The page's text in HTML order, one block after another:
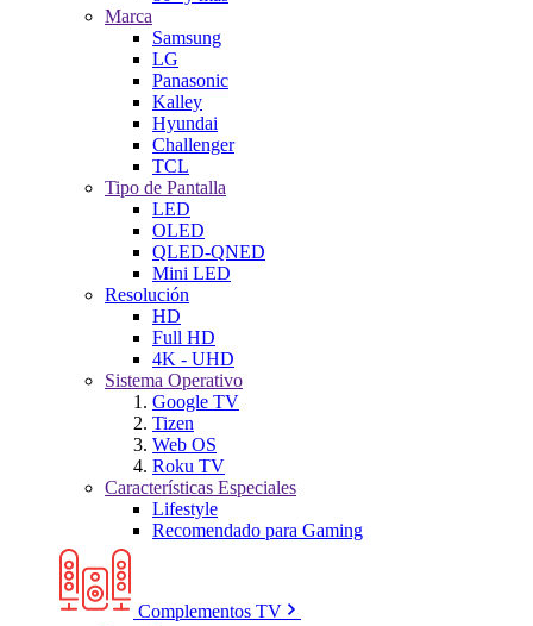
Marca
Samsung
LG
Panasonic
Kalley
Hyundai
Challenger
TCL
Tipo de Pantalla
LED
OLED
QLED-QNED
Mini LED
Resolución
HD
Full HD
4K - UHD
Sistema Operativo
Google TV
Tizen
Web OS
Roku TV
Características Especiales
Lifestyle
Recomendado para Gaming
Complementos TV